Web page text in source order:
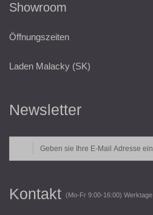
Showroom
Öffnungszeiten
Laden Malacky (SK)
Newsletter
Kontakt (Mo-Fr 9:00-16:00) Werktage